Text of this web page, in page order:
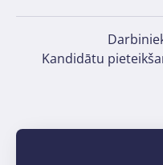
Kandidātu